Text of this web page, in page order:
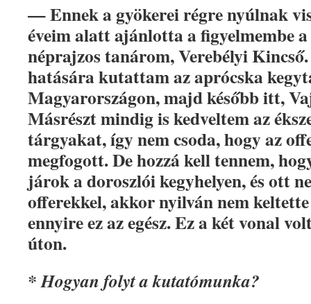
— Ennek a gyökerei régre nyúlnak
éveim alatt ajánlotta a figyelmembe
néprajzos tanárom, Verebélyi
hatására kutattam az aprócska
Magyarországon, majd később itt,
Másrészt mindig is kedveltem az
tárgyakat, így nem csoda, hogy az
megfogott. De hozzá kell tennem,
járok a doroszlói kegyhelyen, és ott
offerekkel, akkor nyilván nem
ennyire ez az egész. Ez a két vonal
úton.
* Hogyan folyt a kutatómunka?